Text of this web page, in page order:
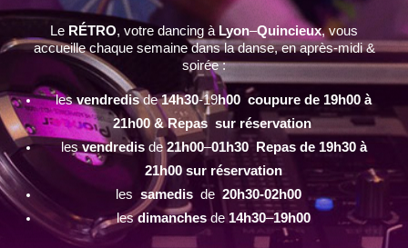
Le RÉTRO, votre dancing àLyon–Quincieux, vous
accueille chaque semaine dans la danse, en après-midi &
soirée :
lesvendredisde14h30-19h00 coupure de 19h00 à
21h00 & Repas sur réservation
lesvendredisde21h00–01h30 Repas de 19h30 à
21h00 sur réservation
les samedis de20h30-02h00
lesdimanches de 14h30–19h00